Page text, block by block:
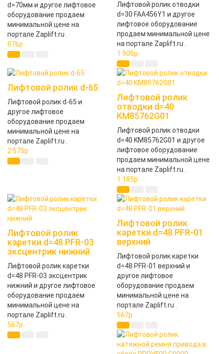
d=70мм и другое лифтовое
оборудование продаем
минимальной цене на
портале Zaplift.ru .
876p
Лифтовой ролик отводки
d=30 FAA456Y1 и другое
лифтовое оборудование
продаем минимальной цене
на портале Zaplift.ru .
1 906p
Лифтовой ролик d-65
Лифтовой ролик d-65 и
другое лифтовое
оборудование продаем
минимальной цене на
портале Zaplift.ru .
2 575p
Лифтовой ролик
отводки d=40
KM85762G01
Лифтовой ролик отводки
d=40 KM85762G01 и другое
лифтовое оборудование
продаем минимальной цене
на портале Zaplift.ru .
1 185p
Лифтовой ролик
каретки d=48 PFR-03
эксцентрик нижний
Лифтовой ролик каретки
d=48 PFR-03 эксцентрик
нижний и другое лифтовое
оборудование продаем
минимальной цене на
портале Zaplift.ru .
567p
Лифтовой ролик
каретки d=48 PFR-01
верхний
Лифтовой ролик каретки
d=48 PFR-01 верхний и
другое лифтовое
оборудование продаем
минимальной цене на
портале Zaplift.ru .
567p